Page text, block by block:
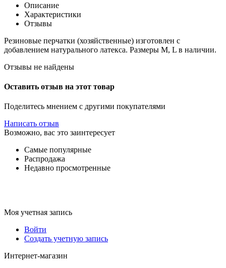
Описание
Характеристики
Отзывы
Резиновые перчатки (хозяйственные) изготовлен с
добавлением натурального латекса. Размеры M, L в наличии.
Отзывы не найдены
Оставить отзыв на этот товар
Поделитесь мнением с другими покупателями
Написать отзыв
Возможно, вас это заинтересует
Самые популярные
Распродажа
Недавно просмотренные
Моя учетная запись
Войти
Создать учетную запись
Интернет-магазин